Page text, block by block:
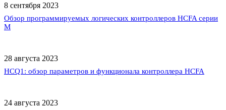
8 сентября 2023
Обзор программируемых логических контроллеров HCFA серии
M
28 августа 2023
HCQ1: обзор параметров и функционала контроллера HCFA
24 августа 2023